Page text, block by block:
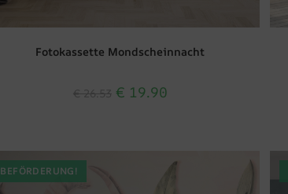
Fotokassette Mondscheinnacht
€ 19.90
BEFÖRDERUNG!